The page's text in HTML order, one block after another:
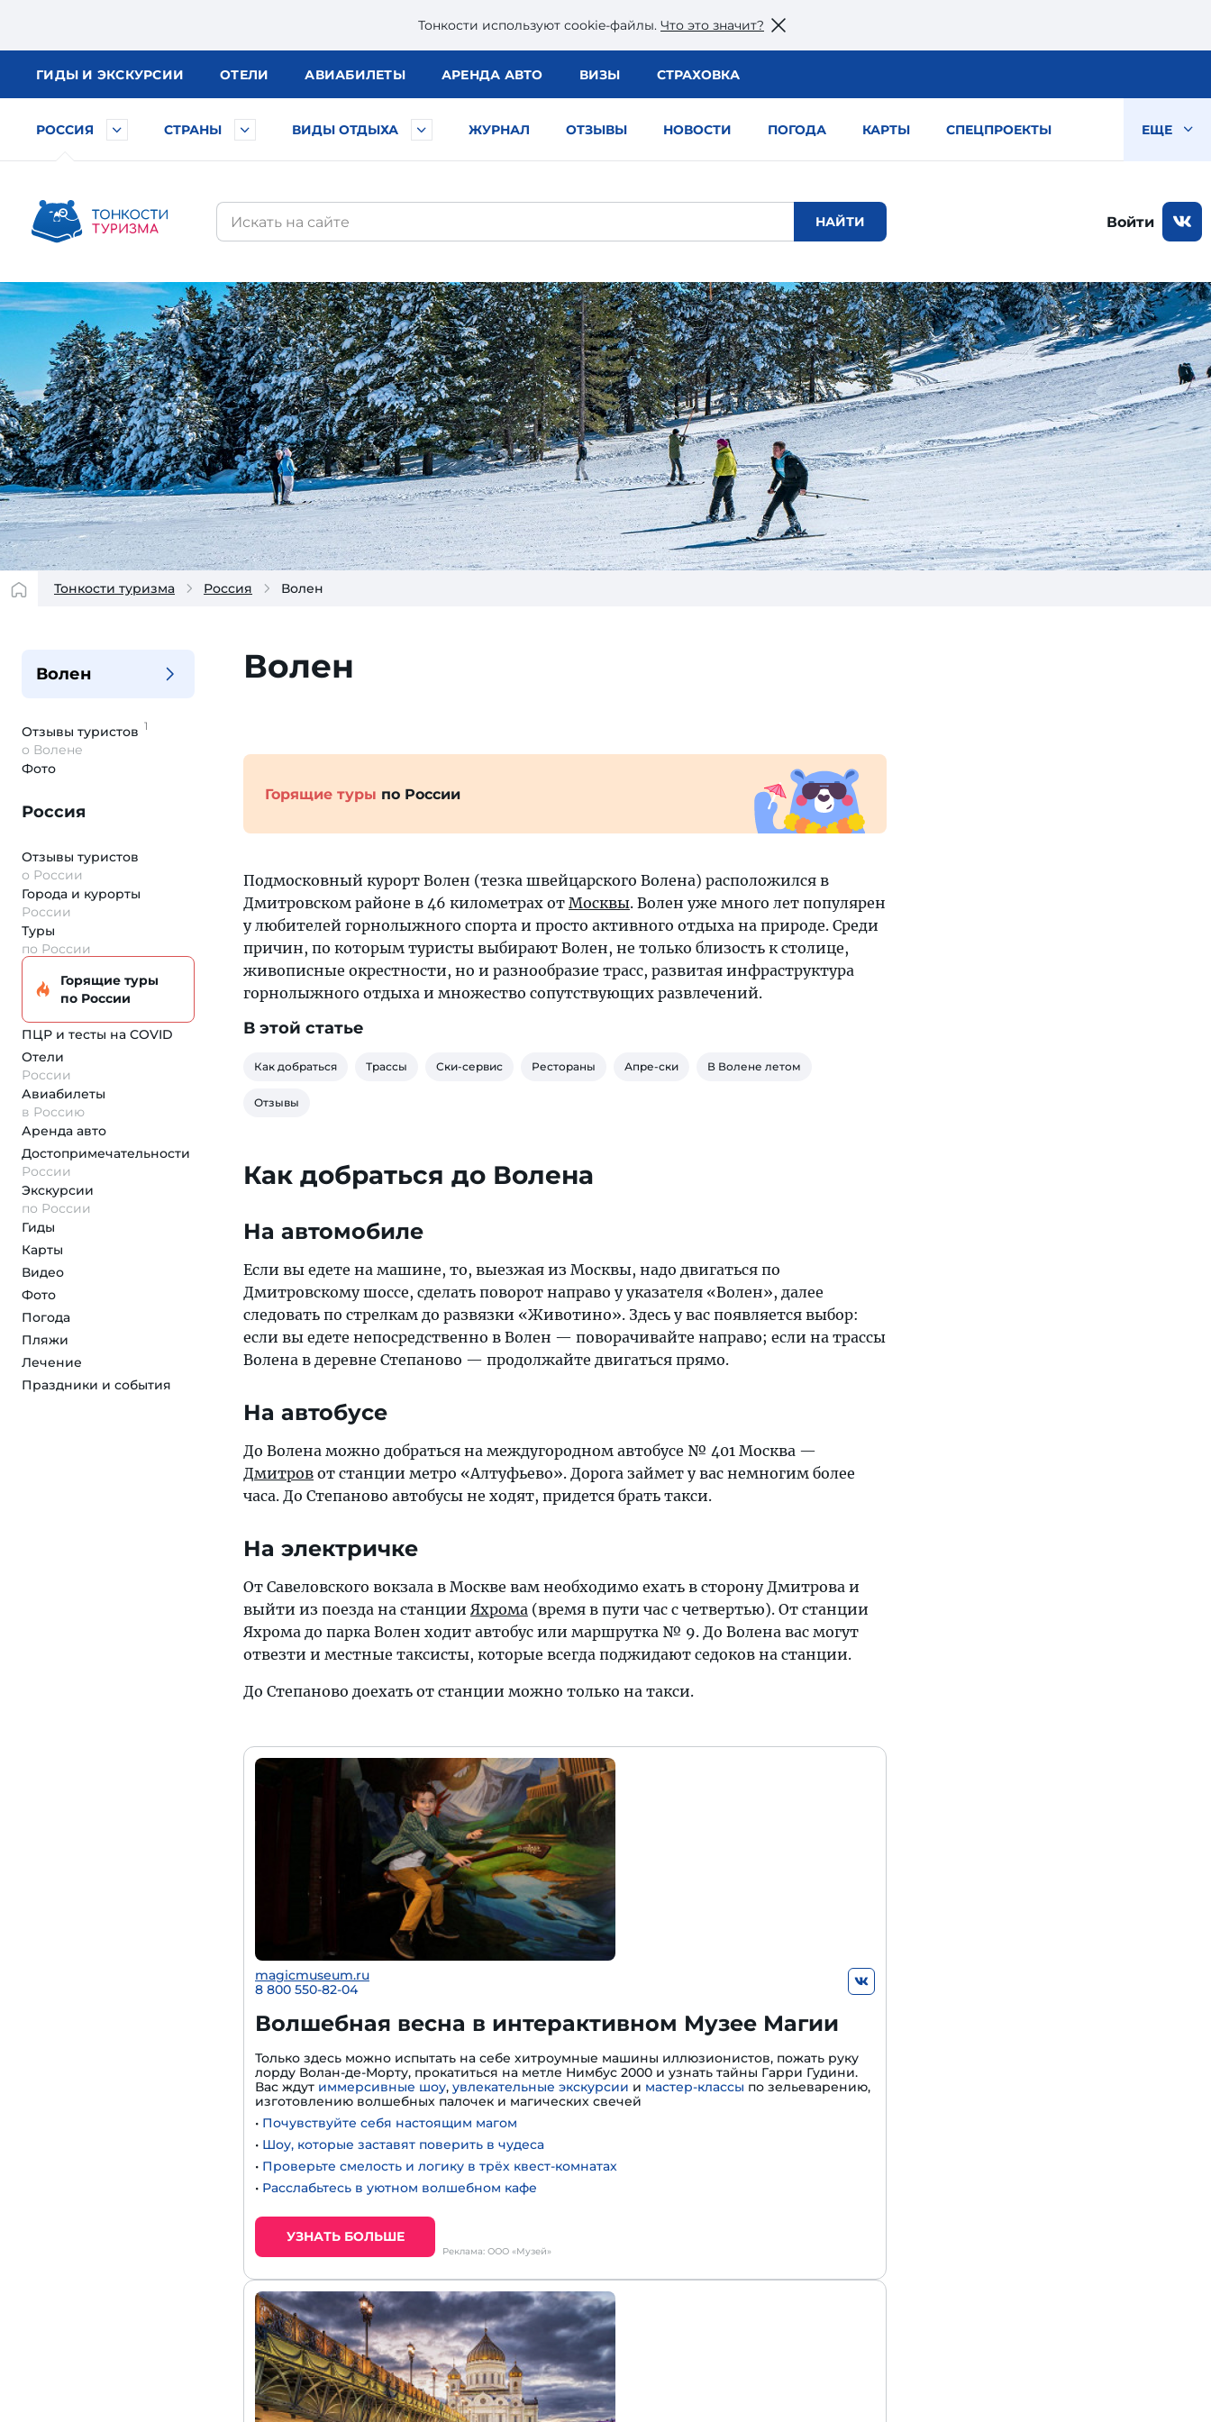
Тонкости используют сookie-файлы. Что это значит?
ГИДЫ И ЭКСКУРСИИ ОТЕЛИ АВИАБИЛЕТЫ АРЕНДА АВТО ВИЗЫ СТРАХОВКА
РОССИЯ СТРАНЫ ВИДЫ ОТДЫХА ЖУРНАЛ ОТЗЫВЫ НОВОСТИ ПОГОДА КАРТЫ СПЕЦПРОЕКТЫ ЕЩЕ
Войти
Тонкости туризма Россия Волен
Волен
Отзывы туристов 1
о Волене
Фото
Россия
Отзывы туристов
о России
Города и курорты
России
Туры
по России
Горящие туры
по России
ПЦР и тесты на COVID
Отели
России
Авиабилеты
в Россию
Аренда авто
Достопримеча­тельности
России
Экскурсии
по России
Гиды
Карты
Видео
Фото
Погода
Пляжи
Лечение
Праздники и события
Волен
Горящие туры по России
Подмосковный курорт Волен (тезка швейцарского Волена) расположился в
Дмитровском районе в 46 километрах от Москвы. Волен уже много лет популярен
у любителей горнолыжного спорта и просто активного отдыха на природе. Среди
причин, по которым туристы выбирают Волен, не только близость к столице,
живописные окрестности, но и разнообразие трасс, развитая инфраструктура
горнолыжного отдыха и множество сопутствующих развлечений.
В этой статье
Как добраться Трассы Ски-сервис Рестораны Апре-ски В Волене летом
Отзывы
Как добраться до Волена
На автомобиле
Если вы едете на машине, то, выезжая из Москвы, надо двигаться по
Дмитровскому шоссе, сделать поворот направо у указателя «Волен», далее
следовать по стрелкам до развязки «Животино». Здесь у вас появляется выбор:
если вы едете непосредственно в Волен — поворачивайте направо; если на трассы
Волена в деревне Степаново — продолжайте двигаться прямо.
На автобусе
До Волена можно добраться на междугородном автобусе № 401 Москва —
Дмитров от станции метро «Алтуфьево». Дорога займет у вас немногим более
часа. До Степаново автобусы не ходят, придется брать такси.
На электричке
От Савеловского вокзала в Москве вам необходимо ехать в сторону Дмитрова и
выйти из поезда на станции Яхрома (время в пути час с четвертью). От станции
Яхрома до парка Волен ходит автобус или маршрутка № 9. До Волена вас могут
отвезти и местные таксисты, которые всегда поджидают седоков на станции.
До Степаново доехать от станции можно только на такси.
magicmuseum.ru
8 800 550-82-04
Волшебная весна в интерактивном Музее Магии
Только здесь можно испытать на себе хитроумные машины иллюзионистов, пожать руку
лорду Волан-де-Морту, прокатиться на метле Нимбус 2000 и узнать тайны Гарри Гудини.
Вас ждут иммерсивные шоу, увлекательные экскурсии и мастер-классы по зельеварению,
изготовлению волшебных палочек и магических свечей
• Почувствуйте себя настоящим магом
• Шоу, которые заставят поверить в чудеса
• Проверьте смелость и логику в трёх квест-комнатах
• Расслабьтесь в уютном волшебном кафе
УЗНАТЬ БОЛЬШЕ
Реклама: ООО «Музей»